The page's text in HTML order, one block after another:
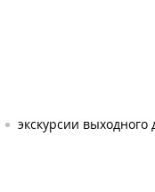
экскурсии выходного